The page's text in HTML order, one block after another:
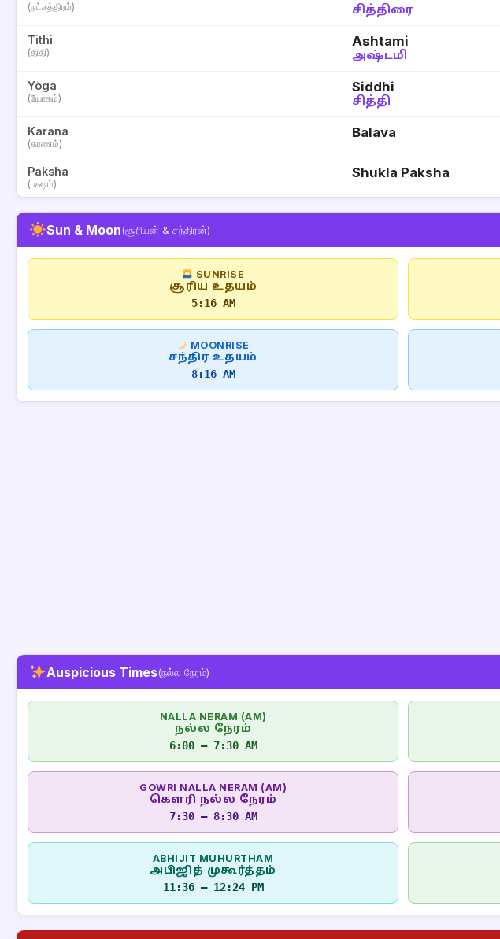
(நட்சத்திரம்) சித்திரை
Tithi
(திதி)
Ashtami
அஷ்டமி
Yoga
(யோகம்)
Siddhi
சித்தி
Karana
(கரணம்)
Balava
Paksha
(பக்ஷம்)
Shukla Paksha
Sun & Moon(சூரியன் & சந்திரன்)
SUNRISE
சூரிய உதயம்
5:16 AM
MOONRISE
சந்திர உதயம்
8:16 AM
Auspicious Times(நல்ல நேரம்)
NALLA NERAM (AM)
நல்ல நேரம்
6:00 – 7:30 AM
GOWRI NALLA NERAM (AM)
கௌரி நல்ல நேரம்
7:30 – 8:30 AM
ABHIJIT MUHURTHAM
அபிஜித் முகூர்த்தம்
11:36 – 12:24 PM